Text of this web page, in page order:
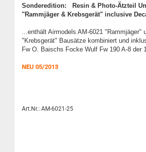
Sonderedition:
Resin & Photo-Ätzteil
"Rammjäger & Krebsgerät" inclusive
...enthält Airmodels AM-6021 "Rammjäger"
"Krebsgerät" Bausätze kombiniert und
Fw O. Baischs Focke Wulf Fw 190 A-8 der
NEU 05/2013
Art.Nr.: AM-6021-25